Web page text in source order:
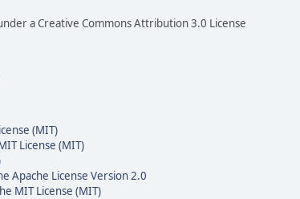
a Creative Commons Attribution 3.0 License
(MIT)
License (MIT)
Apache License Version 2.0
MIT License (MIT)